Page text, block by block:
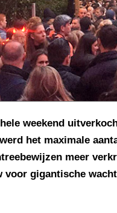
weekend
het maximale
meer
gigantische